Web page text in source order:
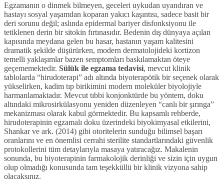
Egzamanın o dinmek bilmeyen, geceleri uykudan uyandıran ve
hastayı sosyal yaşamdan koparan yakıcı kaşıntısı, sadece basit bir
deri sorunu değil; aslında epidermal bariyer disfonksiyonu ile
tetiklenen derin bir sitokin fırtınasıdır. Bedenin dış dünyaya açılan
kapısında meydana gelen bu hasar, hastanın yaşam kalitesini
dramatik şekilde düşürürken, modern dermatolojideki kortizon
temelli yaklaşımlar bazen semptomları baskılamaktan öteye
geçememektedir. Sülük ile egzama tedavisi, mevcut klinik
tablolarda “hirudoterapi” adı altında biyoterapötik bir seçenek olarak
yükselirken, kadim tıp birikimini modern moleküler biyolojiyle
harmanlamaktadır. Mevcut tıbbi konjonktürde bu yöntem, doku
altındaki mikrosirkülasyonu yeniden düzenleyen “canlı bir şırınga”
mekanizması olarak kabul görmektedir. Bu kapsamlı rehberde,
hirudoterapinin egzamalı doku üzerindeki biyokimyasal etkilerini,
Shankar ve ark. (2014) gibi otoritelerin sunduğu bilimsel başarı
oranlarını ve en önemlisi cerrahi sterilite standartlarındaki güvenlik
protokollerini tüm detaylarıyla masaya yatıracağız. Makalenin
sonunda, bu biyoterapinin farmakolojik derinliği ve sizin için uygun
olup olmadığı konusunda tam teşekküllü bir klinik vizyona sahip
olacaksınız.